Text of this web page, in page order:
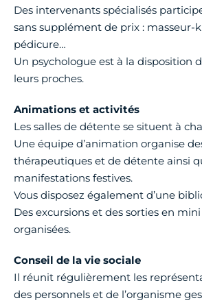
Des intervenants spécialisés
sans supplément de prix : masseur-
pédicure…
Un psychologue est à la disposition
leurs proches.
Animations et activités
Les salles de détente se situent à
Une équipe d’animation organise
thérapeutiques et de détente ainsi
manifestations festives.
Vous disposez également d’une
Des excursions et des sorties en
organisées.
Conseil de la vie sociale
Il réunit régulièrement les
des personnels et de l’organisme